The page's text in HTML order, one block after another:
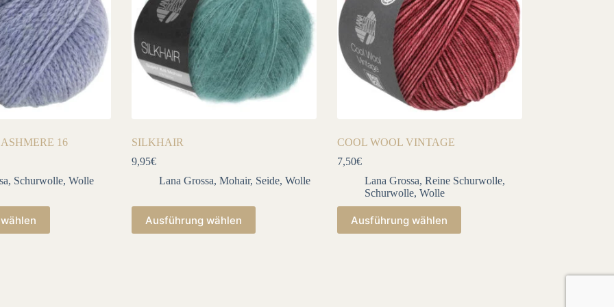
16
, Schurwolle, Wolle
SILKHAIR
9,95€
Lana Grossa, Mohair, Seide, Wolle
Ausführung wählen
Dieses
Produkt
weist
COOL WOOL VINTAGE
7,50€
Lana Grossa, Reine Schurwolle,
Schurwolle, Wolle
Ausführung wählen
Dieses
Produkt
weist